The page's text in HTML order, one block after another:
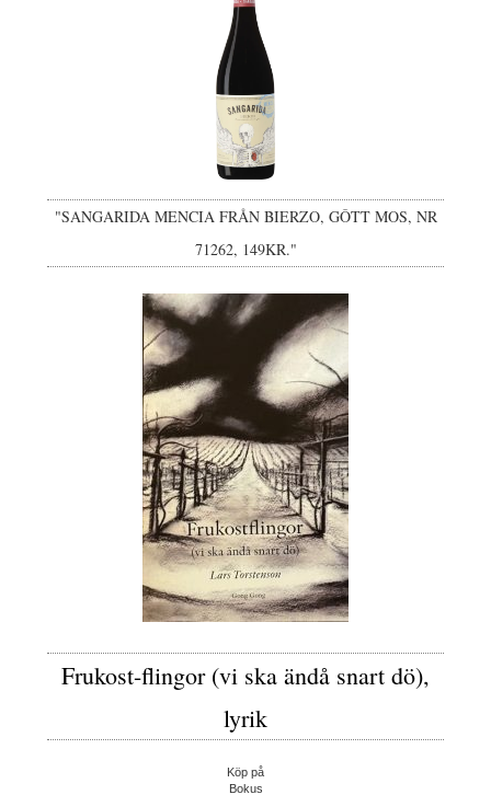
"SANGARIDA MENCIA FRÅN BIERZO, GÔTT MOS, NR
71262, 149KR."
Frukost-flingor (vi ska ändå snart dö),
lyrik
Köp på
Bokus